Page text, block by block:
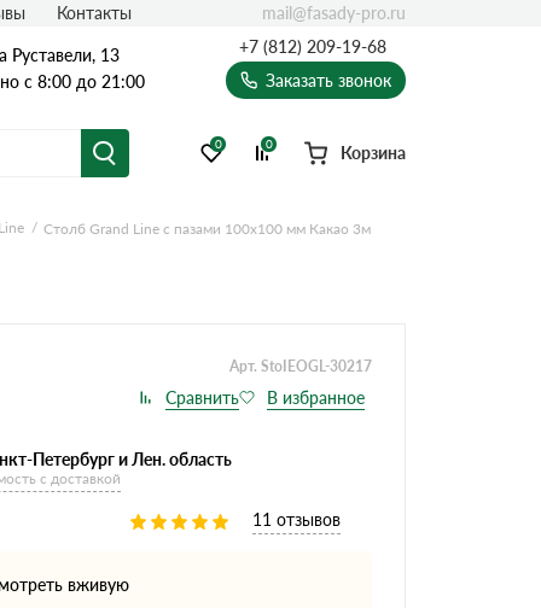
Руставели, 13
с 8:00 до 21:00
+7 (812) 209-19-68
Заказать звонок
0 0 Корзина
Контакты mail@fasady-pro.ru
Столб Grand Line с пазами 100х100 мм Какао 3м
Арт. StoIEOGL-30217
Петербург и Лен. область
с доставкой
11 отзывов
вживую